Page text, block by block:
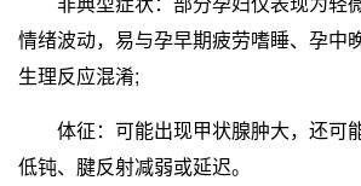
情绪波动，易与孕早期疲劳嗜睡、孕中
生理反应混淆;
体征：可能出现甲状腺肿大，还可
低钝、腱反射减弱或延迟。